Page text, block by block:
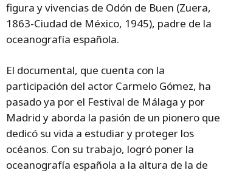
figura y vivencias de Odón de Buen (Zuera,
1863-Ciudad de México, 1945), padre de la
oceanografía española.
El documental, que cuenta con la
participación del actor Carmelo Gómez, ha
pasado ya por el Festival de Málaga y por
Madrid y aborda la pasión de un pionero que
dedicó su vida a estudiar y proteger los
océanos. Con su trabajo, logró poner la
oceanografía española a la altura de la de